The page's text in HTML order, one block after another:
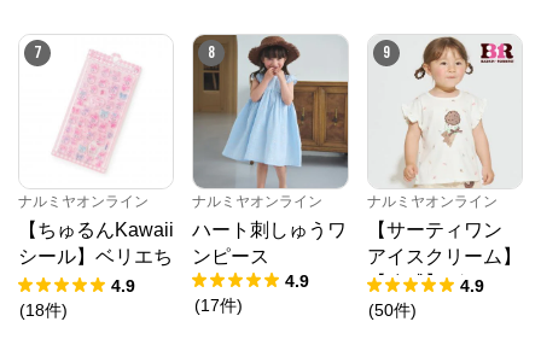
7
ナルミヤオンライン
【ちゅるんKawaii
シール】ベリエち
ゃん
4.9
(18件)
8
ナルミヤオンライン
ハート刺しゅうワ
ンピース
4.9
(17件)
9
ナルミヤオンライン
【サーティワン
アイスクリーム】
【冷感】グラフィ
ック半袖Tシャツ
4.9
(50件)